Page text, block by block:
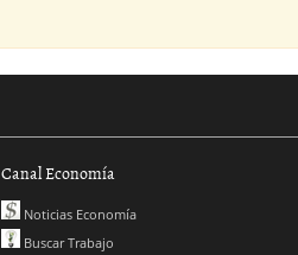
Canal Economía
Noticias Economía
Buscar Trabajo